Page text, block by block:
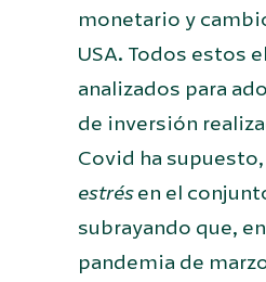
monetario y
USA. Todos estos
analizados para
de inversión
Covid ha
estrésen el
subrayando que,
pandemia de